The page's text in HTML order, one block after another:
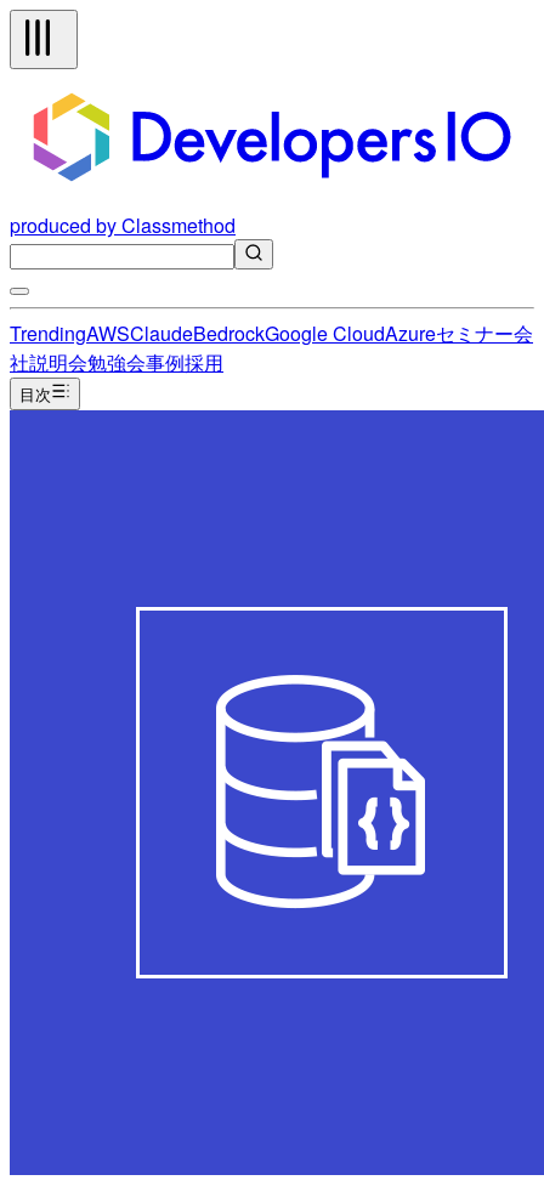
produced by Classmethod
TrendingAWSClaudeBedrockGoogle CloudAzureセミナー会
社説明会勉強会事例採用
目次